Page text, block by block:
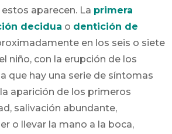
aparecen. La primera
decidua o dentición de
en los seis o siete
niño, con la erupción de los
que hay una serie de síntomas
aparición de los primeros
salivación abundante,
o llevar la mano a la boca,